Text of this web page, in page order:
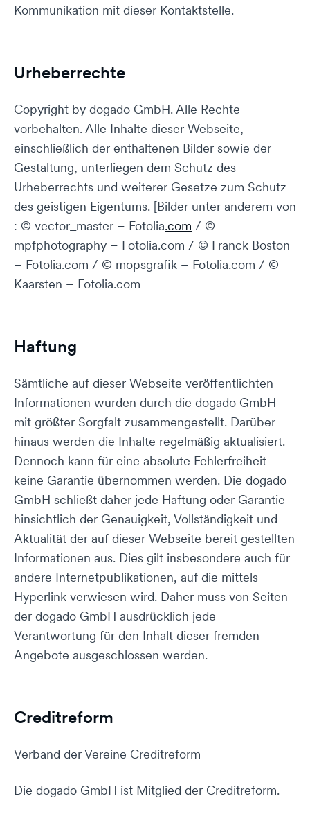
Kommunikation mit dieser Kontaktstelle.
Urheberrechte
Copyright by dogado GmbH. Alle Rechte
vorbehalten. Alle Inhalte dieser Webseite,
einschließlich der enthaltenen Bilder sowie der
Gestaltung, unterliegen dem Schutz des
Urheberrechts und weiterer Gesetze zum Schutz
des geistigen Eigentums. [Bilder unter anderem von
: © vector_master – Fotolia.com / ©
mpfphotography – Fotolia.com / © Franck Boston
– Fotolia.com / © mopsgrafik – Fotolia.com / ©
Kaarsten – Fotolia.com
Haftung
Sämtliche auf dieser Webseite veröffentlichten
Informationen wurden durch die dogado GmbH
mit größter Sorgfalt zusammengestellt. Darüber
hinaus werden die Inhalte regelmäßig aktualisiert.
Dennoch kann für eine absolute Fehlerfreiheit
keine Garantie übernommen werden. Die dogado
GmbH schließt daher jede Haftung oder Garantie
hinsichtlich der Genauigkeit, Vollständigkeit und
Aktualität der auf dieser Webseite bereit gestellten
Informationen aus. Dies gilt insbesondere auch für
andere Internetpublikationen, auf die mittels
Hyperlink verwiesen wird. Daher muss von Seiten
der dogado GmbH ausdrücklich jede
Verantwortung für den Inhalt dieser fremden
Angebote ausgeschlossen werden.
Creditreform
Verband der Vereine Creditreform
Die dogado GmbH ist Mitglied der Creditreform.